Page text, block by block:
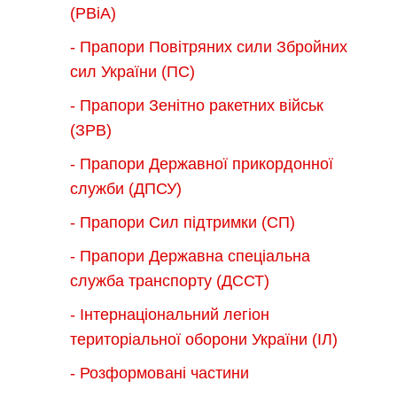
(РВіА)
- Прапори Повітряних сили Збройних
сил України (ПС)
- Прапори Зенітно ракетних військ
(ЗРВ)
- Прапори Державної прикордонної
служби (ДПСУ)
- Прапори Сил підтримки (СП)
- Прапори Державна спеціальна
служба транспорту (ДССТ)
- Інтернаціональний легіон
територіальної оборони України (ІЛ)
- Розформовані частини